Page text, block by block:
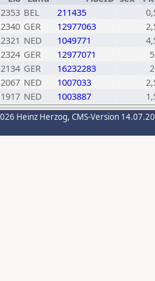
2353 BEL 211435
2340 GER 12977063
2321 NED 1049771
2324 GER 12977071 5
2134 GER 16232283 2
2067 NED 1007033
1917 NED 1003887
Heinz Herzog, CMS-Version